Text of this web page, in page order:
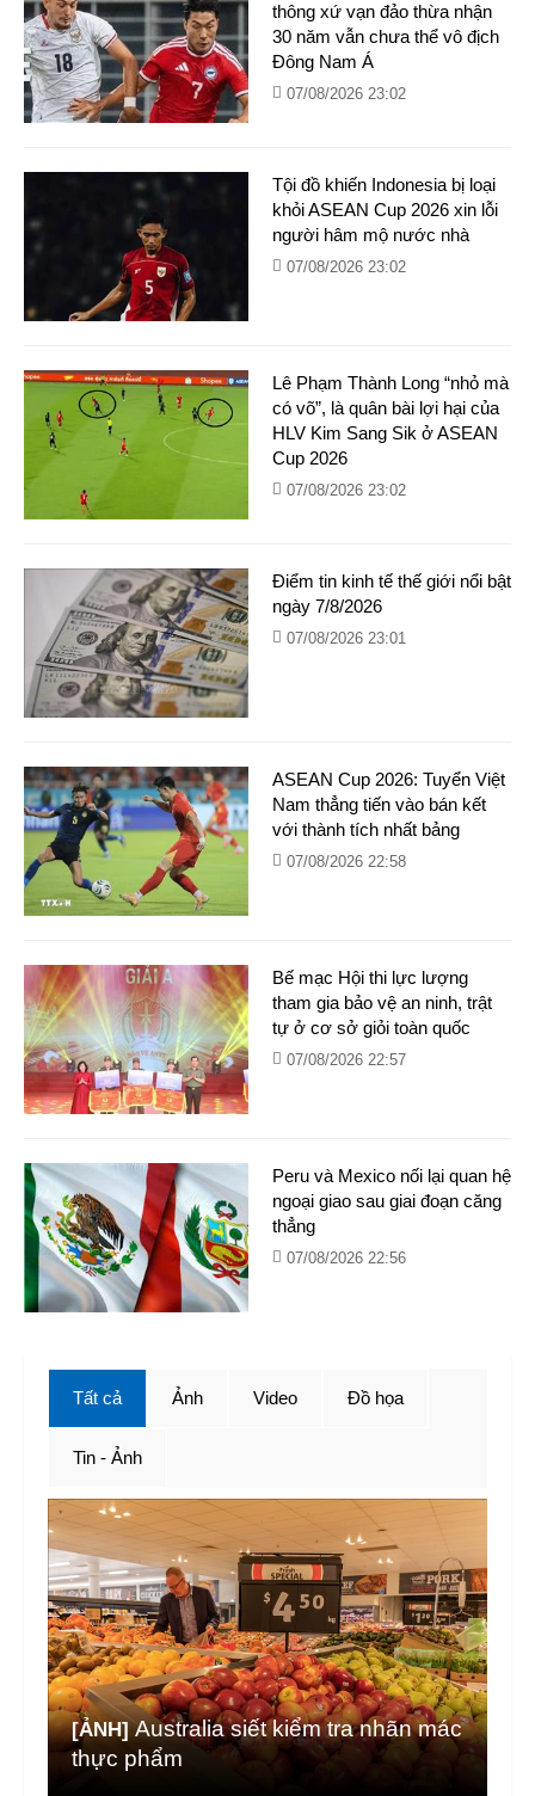
thông xứ vạn đảo thừa nhận
30 năm vẫn chưa thể vô địch
Đông Nam Á
07/08/2026 23:02
Tội đồ khiến Indonesia bị loại
khỏi ASEAN Cup 2026 xin lỗi
người hâm mộ nước nhà
07/08/2026 23:02
Lê Phạm Thành Long “nhỏ mà
có võ”, là quân bài lợi hại của
HLV Kim Sang Sik ở ASEAN
Cup 2026
07/08/2026 23:02
Điểm tin kinh tế thế giới nổi bật
ngày 7/8/2026
07/08/2026 23:01
ASEAN Cup 2026: Tuyển Việt
Nam thẳng tiến vào bán kết
với thành tích nhất bảng
07/08/2026 22:58
Bế mạc Hội thi lực lượng
tham gia bảo vệ an ninh, trật
tự ở cơ sở giỏi toàn quốc
07/08/2026 22:57
Peru và Mexico nối lại quan hệ
ngoại giao sau giai đoạn căng
thẳng
07/08/2026 22:56
Tất cả
[ẢNH] Australia siết kiểm tra nhãn mác
thực phẩm
Ảnh Video Đồ họa
Tin - Ảnh